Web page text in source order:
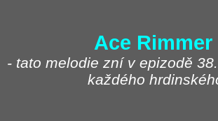
Ace
- tato melodie zní v epizodě
každého